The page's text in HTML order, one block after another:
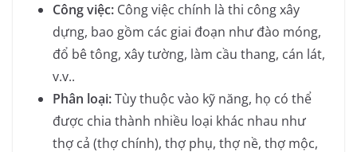
Công việc: Công việc chính là thi công xây
dựng, bao gồm các giai đoạn như đào móng,
đổ bê tông, xây tường, làm cầu thang, cán lát,
v.v..
Phân loại:Tùy thuộc vào kỹ năng, họ có thể
được chia thành nhiều loại khác nhau như
thợ cả (thợ chính), thợ phụ, thợ nề, thợ mộc,